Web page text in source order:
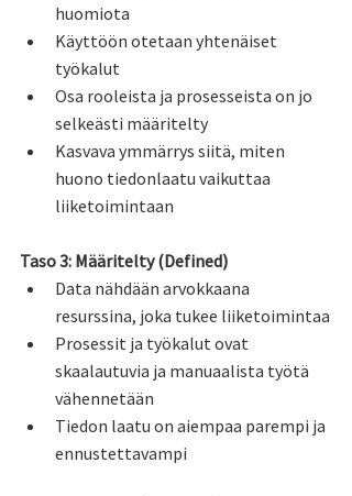
huomiota
Käyttöön otetaan yhtenäiset
työkalut
Osa rooleista ja prosesseista on jo
selkeästi määritelty
Kasvava ymmärrys siitä, miten
huono tiedonlaatu vaikuttaa
liiketoimintaan
Taso 3: Määritelty (Defined)
Data nähdään arvokkaana
resurssina, joka tukee liiketoimintaa
Prosessit ja työkalut ovat
skaalautuvia ja manuaalista työtä
vähennetään
Tiedon laatu on aiempaa parempi ja
ennustettavampi